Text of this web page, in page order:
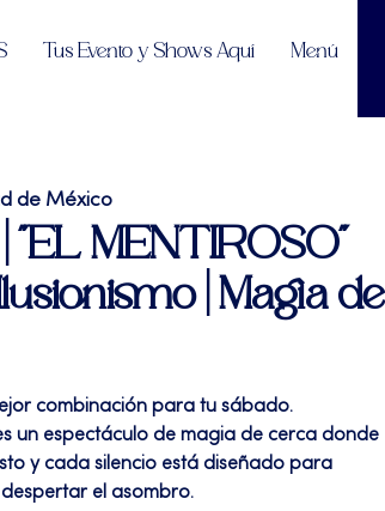
Tus Evento y Shows Aquí Menú
de México
"EL MENTIROSO"
| Magia de
combinación para tu sábado.
un espectáculo de magia de cerca donde
y cada silencio está diseñado para
el asombro.